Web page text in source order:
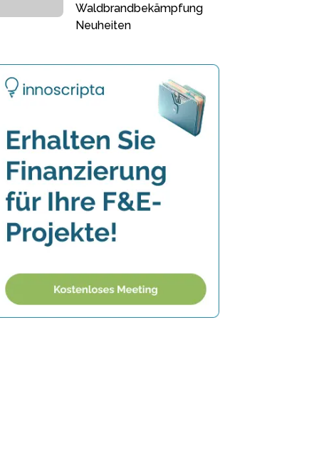
Waldbrandbekämpfung
Neuheiten